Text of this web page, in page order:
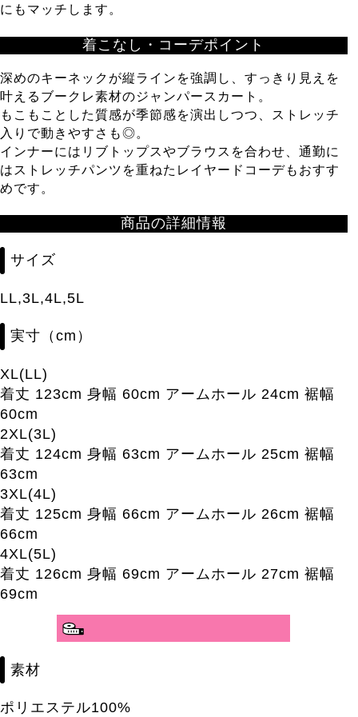
にもマッチします。
着こなし・コーデポイント
深めのキーネックが縦ラインを強調し、すっきり見えを
叶えるブークレ素材のジャンパースカート。
もこもことした質感が季節感を演出しつつ、ストレッチ
入りで動きやすさも◎。
インナーにはリブトップスやブラウスを合わせ、通勤に
はストレッチパンツを重ねたレイヤードコーデもおすす
めです。
商品の詳細情報
サイズ
LL,3L,4L,5L
実寸（cm）
XL(LL)
着丈 123cm 身幅 60cm アームホール 24cm 裾幅
60cm
2XL(3L)
着丈 124cm 身幅 63cm アームホール 25cm 裾幅
63cm
3XL(4L)
着丈 125cm 身幅 66cm アームホール 26cm 裾幅
66cm
4XL(5L)
着丈 126cm 身幅 69cm アームホール 27cm 裾幅
69cm
素材
ポリエステル100%